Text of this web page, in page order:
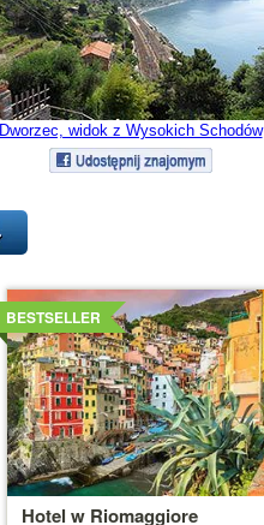
Dworzec, widok z Wysokich Schodów
Hotel w Riomaggiore
BESTSELLER
Szczegóły